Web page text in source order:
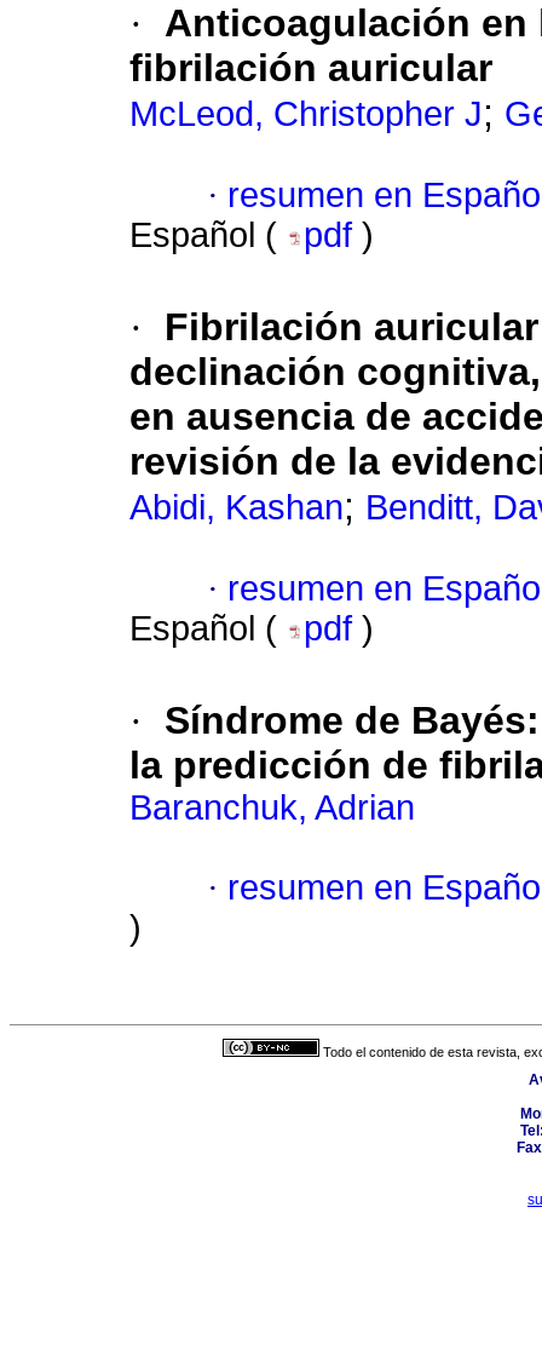
·
Anticoagulación
fibrilación auricular
McLeod, Christopher J;
· resumen en
Español (
pdf )
·
Fibrilación
declinación
en ausencia de
revisión de la
Abidi, Kashan; Benditt,
· resumen en
Español (
pdf )
· Síndrome de Bayés
la predicción de
Baranchuk, Adrian
· resumen en
)
Todo el contenido de esta revista,